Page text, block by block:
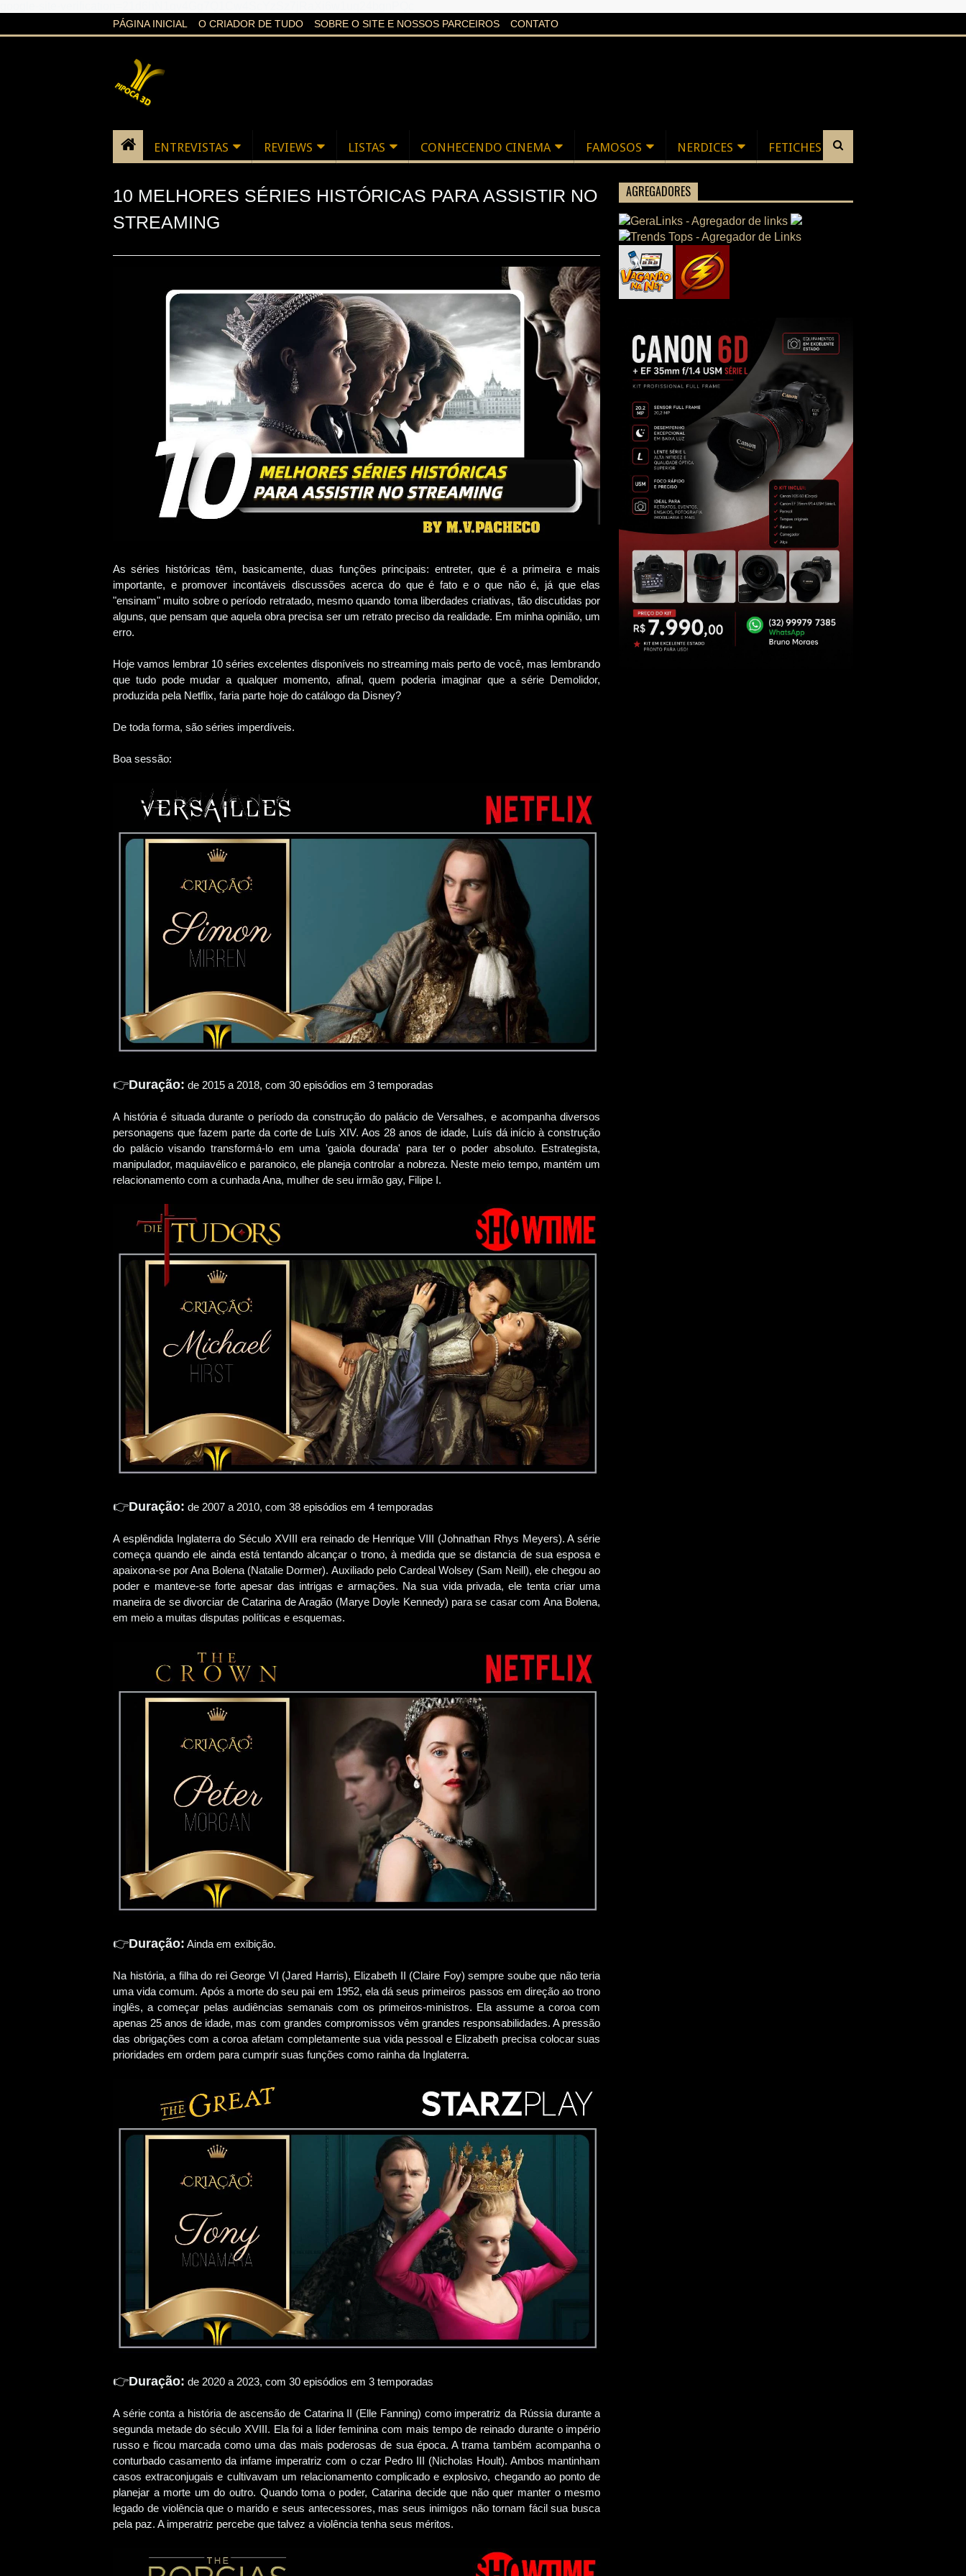
PÁGINA INICIAL O CRIADOR DE TUDO SOBRE O SITE E NOSSOS PARCEIROS CONTATO
ENTREVISTAS REVIEWS LISTAS CONHECENDO CINEMA FAMOSOS NERDICES FETICHES
10 MELHORES SÉRIES HISTÓRICAS PARA ASSISTIR NO
STREAMING
As séries históricas têm, basicamente, duas funções principais: entreter, que é a primeira e mais
importante, e promover incontáveis discussões acerca do que é fato e o que não é, já que elas
"ensinam" muito sobre o período retratado, mesmo quando toma liberdades criativas, tão discutidas por
alguns, que pensam que aquela obra precisa ser um retrato preciso da realidade. Em minha opinião, um
erro.
Hoje vamos lembrar 10 séries excelentes disponíveis no streaming mais perto de você, mas lembrando
que tudo pode mudar a qualquer momento, afinal, quem poderia imaginar que a série Demolidor,
produzida pela Netflix, faria parte hoje do catálogo da Disney?
De toda forma, são séries imperdíveis.
Boa sessão:
👉Duração: de 2015 a 2018, com 30 episódios em 3 temporadas
A história é situada durante o período da construção do palácio de Versalhes, e acompanha diversos
personagens que fazem parte da corte de Luís XIV. Aos 28 anos de idade, Luís dá início à construção
do palácio visando transformá-lo em uma 'gaiola dourada' para ter o poder absoluto. Estrategista,
manipulador, maquiavélico e paranoico, ele planeja controlar a nobreza. Neste meio tempo, mantém um
relacionamento com a cunhada Ana, mulher de seu irmão gay, Filipe I.
👉Duração: de 2007 a 2010, com 38 episódios em 4 temporadas
A esplêndida Inglaterra do Século XVIII era reinado de Henrique VIII (Johnathan Rhys Meyers). A série
começa quando ele ainda está tentando alcançar o trono, à medida que se distancia de sua esposa e
apaixona-se por Ana Bolena (Natalie Dormer). Auxiliado pelo Cardeal Wolsey (Sam Neill), ele chegou ao
poder e manteve-se forte apesar das intrigas e armações. Na sua vida privada, ele tenta criar uma
maneira de se divorciar de Catarina de Aragão (Marye Doyle Kennedy) para se casar com Ana Bolena,
em meio a muitas disputas políticas e esquemas.
👉Duração: Ainda em exibição.
Na história, a filha do rei George VI (Jared Harris), Elizabeth II (Claire Foy) sempre soube que não teria
uma vida comum. Após a morte do seu pai em 1952, ela dá seus primeiros passos em direção ao trono
inglês, a começar pelas audiências semanais com os primeiros-ministros. Ela assume a coroa com
apenas 25 anos de idade, mas com grandes compromissos vêm grandes responsabilidades. A pressão
das obrigações com a coroa afetam completamente sua vida pessoal e Elizabeth precisa colocar suas
prioridades em ordem para cumprir suas funções como rainha da Inglaterra.
👉Duração: de 2020 a 2023, com 30 episódios em 3 temporadas
A série conta a história de ascensão de Catarina II (Elle Fanning) como imperatriz da Rússia durante a
segunda metade do século XVIII. Ela foi a líder feminina com mais tempo de reinado durante o império
russo e ficou marcada como uma das mais poderosas de sua época. A trama também acompanha o
conturbado casamento da infame imperatriz com o czar Pedro III (Nicholas Hoult). Ambos mantinham
casos extraconjugais e cultivavam um relacionamento complicado e explosivo, chegando ao ponto de
planejar a morte um do outro. Quando toma o poder, Catarina decide que não quer manter o mesmo
legado de violência que o marido e seus antecessores, mas seus inimigos não tornam fácil sua busca
pela paz. A imperatriz percebe que talvez a violência tenha seus méritos.
AGREGADORES